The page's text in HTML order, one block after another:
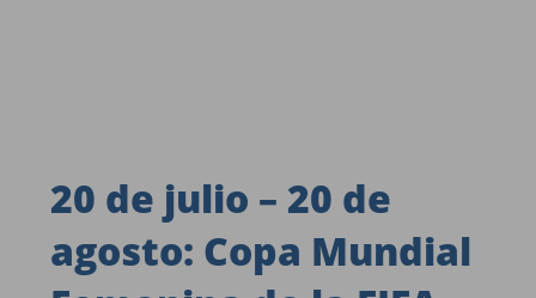
20 de julio – 20 de
agosto: Copa Mundial